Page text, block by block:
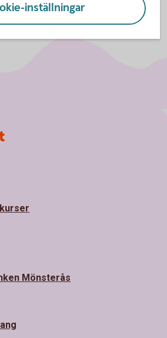
inställningar
Mönsterås